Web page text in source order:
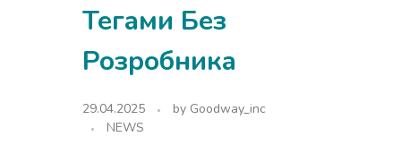
Тегами Без
Розробника
29.04.2025 by Goodway_inc
NEWS